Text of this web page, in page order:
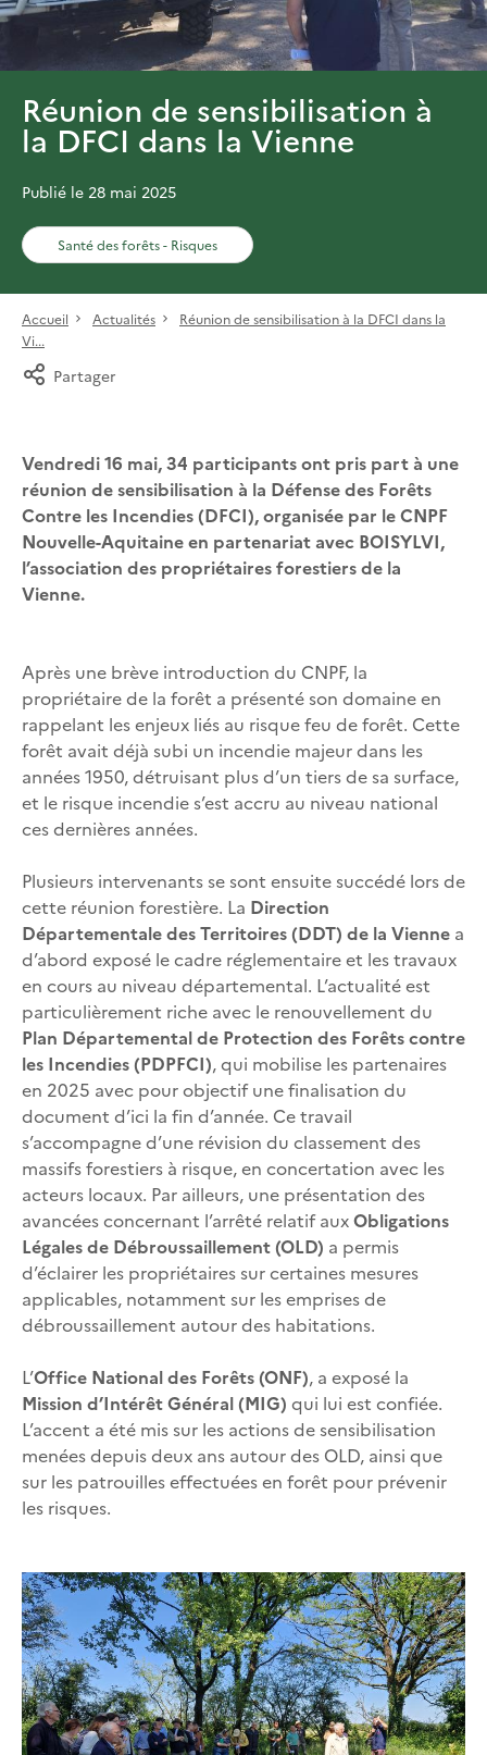
Réunion de sensibilisation à
la DFCI dans la Vienne
Publié le 28 mai 2025
Santé des forêts - Risques
Accueil Actualités
Réunion de sensibilisation à la DFCI dans la
Vi...
Partager
Vendredi 16 mai, 34 participants ont pris part à une
réunion de sensibilisation à la Défense des Forêts
Contre les Incendies (DFCI), organisée par le CNPF
Nouvelle-Aquitaine en partenariat avec BOISYLVI,
l’association des propriétaires forestiers de la
Vienne.
Après une brève introduction du CNPF, la
propriétaire de la forêt a présenté son domaine en
rappelant les enjeux liés au risque feu de forêt. Cette
forêt avait déjà subi un incendie majeur dans les
années 1950, détruisant plus d’un tiers de sa surface,
et le risque incendie s’est accru au niveau national
ces dernières années.
Plusieurs intervenants se sont ensuite succédé lors de
cette réunion forestière. La Direction
Départementale des Territoires (DDT) de la Vienne a
d’abord exposé le cadre réglementaire et les travaux
en cours au niveau départemental. L’actualité est
particulièrement riche avec le renouvellement du
Plan Départemental de Protection des Forêts contre
les Incendies (PDPFCI), qui mobilise les partenaires
en 2025 avec pour objectif une finalisation du
document d’ici la fin d’année. Ce travail
s’accompagne d’une révision du classement des
massifs forestiers à risque, en concertation avec les
acteurs locaux. Par ailleurs, une présentation des
avancées concernant l’arrêté relatif auxObligations
Légales de Débroussaillement (OLD) a permis
d’éclairer les propriétaires sur certaines mesures
applicables, notamment sur les emprises de
débroussaillement autour des habitations.
L’Office National des Forêts (ONF), a exposé la
Mission d’Intérêt Général (MIG) qui lui est confiée.
L’accent a été mis sur les actions de sensibilisation
menées depuis deux ans autour des OLD, ainsi que
sur les patrouilles effectuées en forêt pour prévenir
les risques.